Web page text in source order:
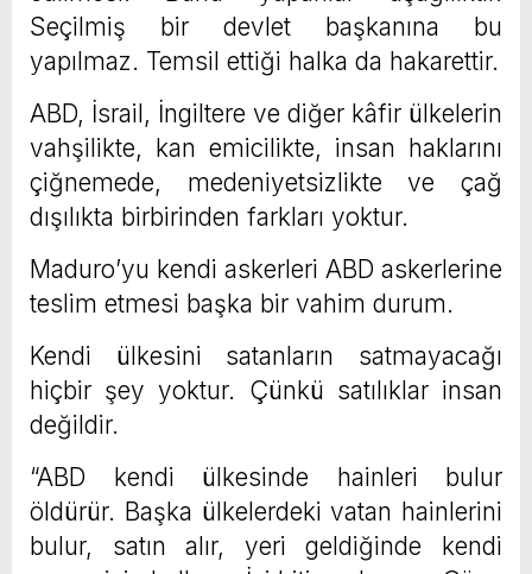
Seçilmiş bir devlet başkanına bu
yapılmaz. Temsil ettiği halka da hakarettir.
ABD, İsrail, İngiltere ve diğer kâfir ülkelerin
vahşilikte, kan emicilikte, insan haklarını
çiğnemede, medeniyetsizlikte ve çağ
dışılıkta birbirinden farkları yoktur.
Maduro’yu kendi askerleri ABD askerlerine
teslim etmesi başka bir vahim durum.
Kendi ülkesini satanların satmayacağı
hiçbir şey yoktur. Çünkü satılıklar insan
değildir.
“ABD kendi ülkesinde hainleri bulur
öldürür. Başka ülkelerdeki vatan hainlerini
bulur, satın alır, yeri geldiğinde kendi